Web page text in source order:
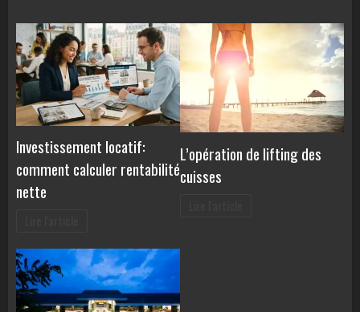
Investissement locatif:
comment calculer rentabilité
nette
L’opération de lifting des
cuisses